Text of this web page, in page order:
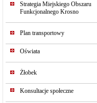
Strategia Miejskiego Obszaru
Funkcjonalnego Krosno
Plan transportowy
Oświata
Żłobek
Konsultacje społeczne